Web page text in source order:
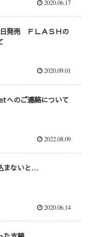
2020.06.17
発売 ＦＬＡＳＨの
2020.09.01
へのご連絡について
2022.08.09
まないと…
2020.06.14